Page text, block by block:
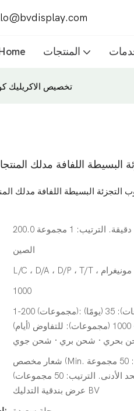
Home المنتجات
تخصيص الاكريليك
البسيطة اللفافة مدلك
التجزئة البسيطة اللفافة مدلك
الترتيب: 1 مجموعة
الصين
1000
1-200 (مجموعات): 25 (يومًا) ، 201-500 (مجموعات): 30 (يومًا) ، 501-1000 (مجموعات): 35 (يومًا)
بحري · شحن بري · شحن جوي
شعار مخصص (Min. الترتيب: 50 مجموعة) ، تغليف حسب الطلب (الحد الأدنى. الترتيب: 50
الترتيب: 50 مجموعات)
عرض بندقية التدليك BV